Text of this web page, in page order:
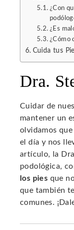
¿Con
¿Es
¿Cómo
Cuida tus
Dra.
Cuidar de
mantener un
olvidamos
el día y nos
artículo, la
podológica,
los pies que
que también
comunes.